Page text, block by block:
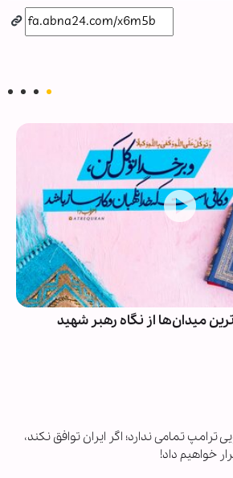
میدان‌ها از نگاه رهبر شهید
ترامپ تمامی ندارد؛ اگر ایران توافق نکند،
خواهیم داد!